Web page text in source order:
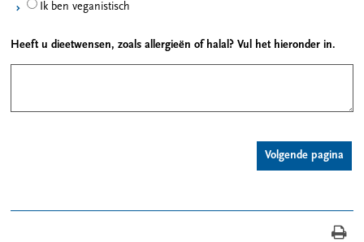
Ik ben veganistisch
Heeft u dieetwensen, zoals allergieën of halal? Vul het hieronder in.